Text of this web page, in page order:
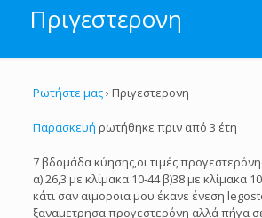
Πριγεστερονη
Ρωτήστε μας› Πριγεστερονη
Παρασκευή ρωτήθηκε πριν από 3 έτη
7 βδομάδα κύησης,οι τιμές
α) 26,3 με κλίμακα 10-44 β)38 με κλίμακα
κάτι σαν αιμοροια μου έκανε ένεση
ξαναμετρησα προγεστερόνη αλλά πήγα